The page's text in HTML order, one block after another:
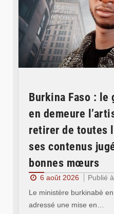
Burkina Faso : le
en demeure
retirer de toutes
ses contenus
bonnes mœurs
6 août 2026
Publié
Le ministère burkinabè
adressé une mise en…